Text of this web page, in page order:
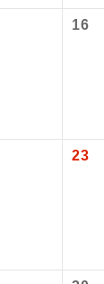
16
23
9,560円、子
しては料金確
1,000円、子
をご希望の
温泉地にも